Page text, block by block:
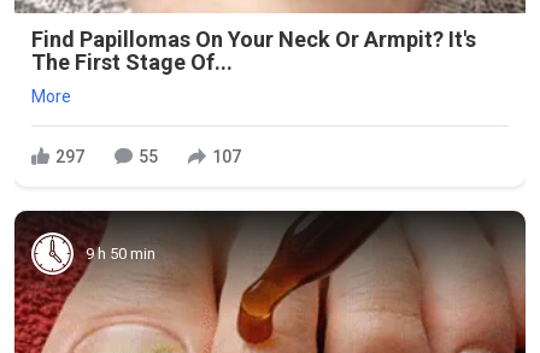
Find Papillomas On Your Neck Or Armpit? It's
The First Stage Of...
More
297 55 107
9 h 50 min